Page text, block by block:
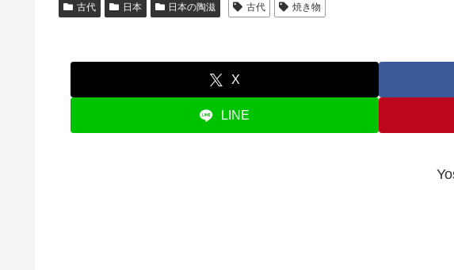
古代 日本 日本の陶滋 古代 焼き物
X
LINE